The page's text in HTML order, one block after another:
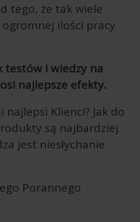
tego, że tak wiele
ilości pracy
testów i wiedzy na
najlepsze efekty.
najlepsi Klienci? Jak do
są najbardziej
jest niesłychanie
Porannego